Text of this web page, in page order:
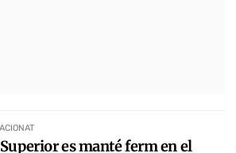
es manté ferm en el